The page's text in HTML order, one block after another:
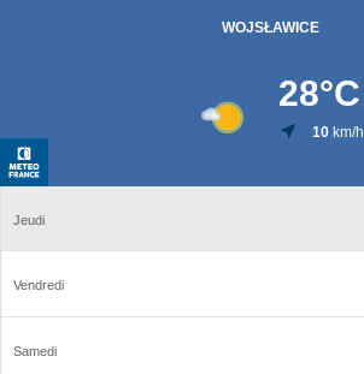
WOJSŁAWICE
28°C
10km/h
Jeudi
Vendredi
Samedi